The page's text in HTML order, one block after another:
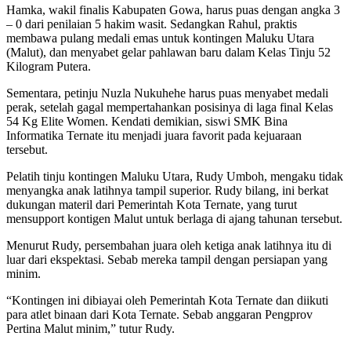
Hamka, wakil finalis Kabupaten Gowa, harus puas dengan angka 3
– 0 dari penilaian 5 hakim wasit. Sedangkan Rahul, praktis
membawa pulang medali emas untuk kontingen Maluku Utara
(Malut), dan menyabet gelar pahlawan baru dalam Kelas Tinju 52
Kilogram Putera.
Sementara, petinju Nuzla Nukuhehe harus puas menyabet medali
perak, setelah gagal mempertahankan posisinya di laga final Kelas
54 Kg Elite Women. Kendati demikian, siswi SMK Bina
Informatika Ternate itu menjadi juara favorit pada kejuaraan
tersebut.
Pelatih tinju kontingen Maluku Utara, Rudy Umboh, mengaku tidak
menyangka anak latihnya tampil superior. Rudy bilang, ini berkat
dukungan materil dari Pemerintah Kota Ternate, yang turut
mensupport kontigen Malut untuk berlaga di ajang tahunan tersebut.
Menurut Rudy, persembahan juara oleh ketiga anak latihnya itu di
luar dari ekspektasi. Sebab mereka tampil dengan persiapan yang
minim.
“Kontingen ini dibiayai oleh Pemerintah Kota Ternate dan diikuti
para atlet binaan dari Kota Ternate. Sebab anggaran Pengprov
Pertina Malut minim,” tutur Rudy.